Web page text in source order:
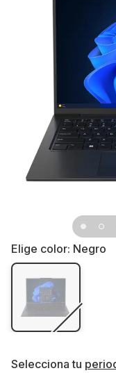
Elige color: Negro
Selecciona tu